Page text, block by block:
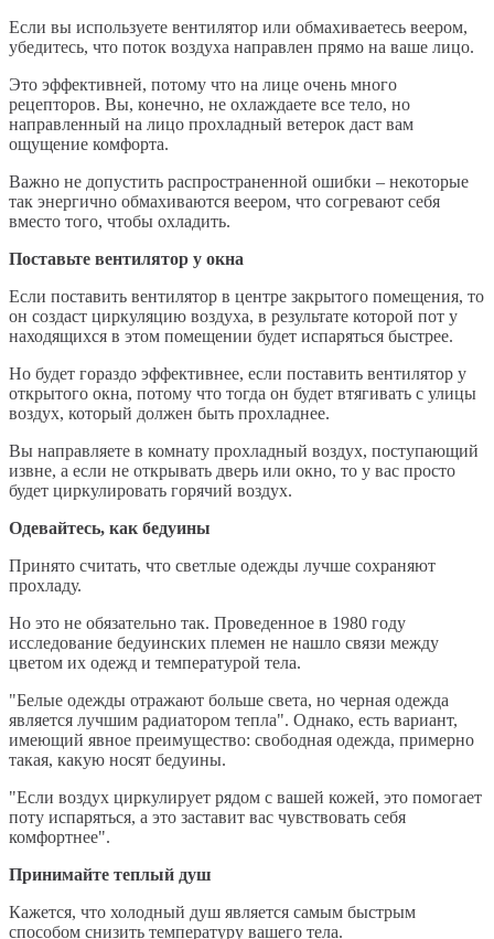
Если вы используете вентилятор или обмахиваетесь веером,
убедитесь, что поток воздуха направлен прямо на ваше лицо.
Это эффективней, потому что на лице очень много
рецепторов. Вы, конечно, не охлаждаете все тело, но
направленный на лицо прохладный ветерок даст вам
ощущение комфорта.
Важно не допустить распространенной ошибки – некоторые
так энергично обмахиваются веером, что согревают себя
вместо того, чтобы охладить.
Поставьте вентилятор у окна
Если поставить вентилятор в центре закрытого помещения, то
он создаст циркуляцию воздуха, в результате которой пот у
находящихся в этом помещении будет испаряться быстрее.
Но будет гораздо эффективнее, если поставить вентилятор у
открытого окна, потому что тогда он будет втягивать с улицы
воздух, который должен быть прохладнее.
Вы направляете в комнату прохладный воздух, поступающий
извне, а если не открывать дверь или окно, то у вас просто
будет циркулировать горячий воздух.
Одевайтесь, как бедуины
Принято считать, что светлые одежды лучше сохраняют
прохладу.
Но это не обязательно так. Проведенное в 1980 году
исследование бедуинских племен не нашло связи между
цветом их одежд и температурой тела.
"Белые одежды отражают больше света, но черная одежда
является лучшим радиатором тепла". Однако, есть вариант,
имеющий явное преимущество: свободная одежда, примерно
такая, какую носят бедуины.
"Если воздух циркулирует рядом с вашей кожей, это помогает
поту испаряться, а это заставит вас чувствовать себя
комфортнее".
Принимайте теплый душ
Кажется, что холодный душ является самым быстрым
способом снизить температуру вашего тела.